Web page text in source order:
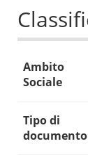
Ambito
Sociale
Tipo di
documento